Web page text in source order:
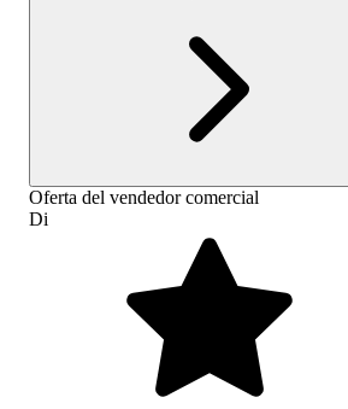
Oferta del vendedor comercial
Di